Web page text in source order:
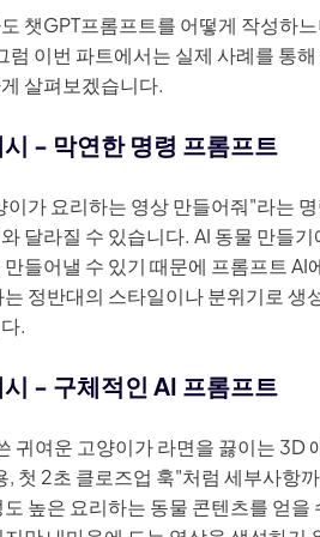
챗GPT프롬프트를 어떻게 작성하
럼 이번 파트에서는 실제 사례를 통
살펴보겠습니다.
시 - 막연한 명령 프롬프트
이가 요리하는 영상 만들어줘"라는
달라질 수 있습니다. AI 동물 만들
들어낼 수 있기 때문에 프롬프트
정반대의 스타일이나 분위기로 생
.
시 - 구체적인 AI 프롬프트
귀여운 고양이가 라면을 끓이는 3D
, 첫 2초 클로즈업 훅"처럼 세부사항
높은 요리하는 동물 콘텐츠를 얻을